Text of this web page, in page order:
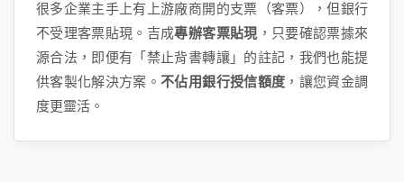
很多企業主手上有上游廠商開的支票（客票），但銀行
不受理客票貼現。吉成專辦客票貼現，只要確認票據來
源合法，即便有「禁止背書轉讓」的註記，我們也能提
供客製化解決方案。不佔用銀行授信額度 ，讓您資金調
度更靈活。